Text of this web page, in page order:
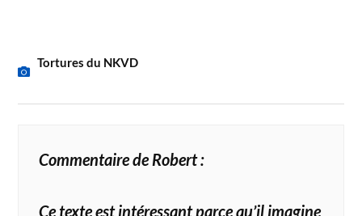
Tortures du NKVD
Commentaire de Robert :
Ce texte est intéressant parce qu’il imagine